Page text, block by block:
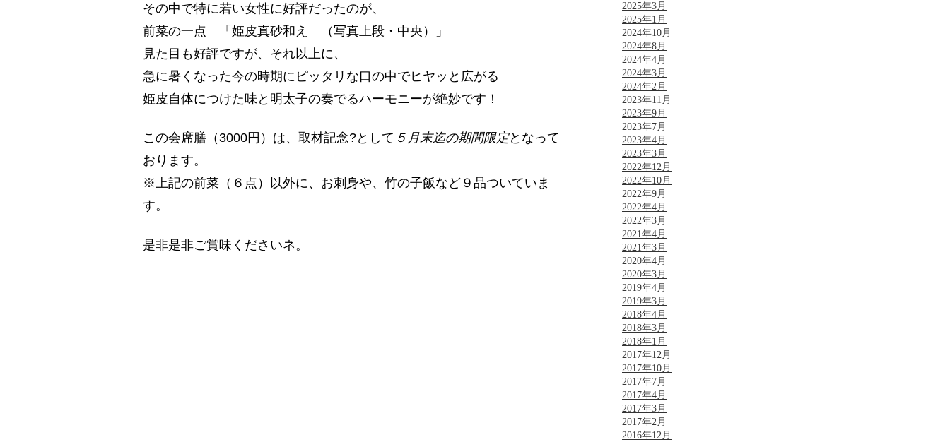
その中で特に若い女性に好評だったのが、
前菜の一点 「姫皮真砂和え （写真上段・中央）」
見た目も好評ですが、それ以上に、
急に暑くなった今の時期にピッタリな口の中でヒヤッと広がる
姫皮自体につけた味と明太子の奏でるハーモニーが絶妙です！
この会席膳（3000円）は、取材記念?として ５月末迄の期間限定となって
おります。
※上記の前菜（６点）以外に、お刺身や、竹の子飯など９品ついていま
す。
是非是非ご賞味くださいネ。
2025年3月
2025年1月
2024年10月
2024年8月
2024年4月
2024年3月
2024年2月
2023年11月
2023年9月
2023年7月
2023年4月
2023年3月
2022年12月
2022年10月
2022年9月
2022年4月
2022年3月
2021年4月
2021年3月
2020年4月
2020年3月
2019年4月
2019年3月
2018年4月
2018年3月
2018年1月
2017年12月
2017年10月
2017年7月
2017年4月
2017年3月
2017年2月
2016年12月